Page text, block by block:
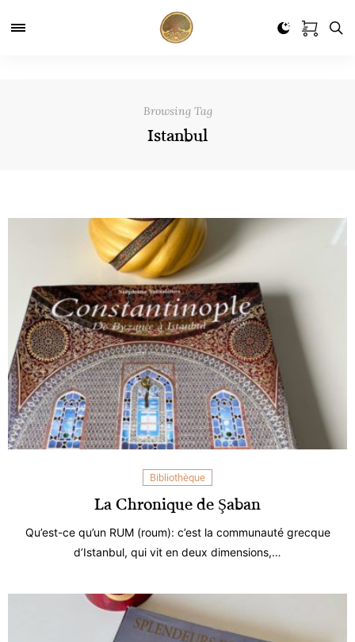
Browsing Tag
Istanbul
Bibliothèque
La Chronique de Şaban
Qu’est-ce qu’un RUM (roum): c’est la communauté grecque
d’Istanbul, qui vit en deux dimensions,…